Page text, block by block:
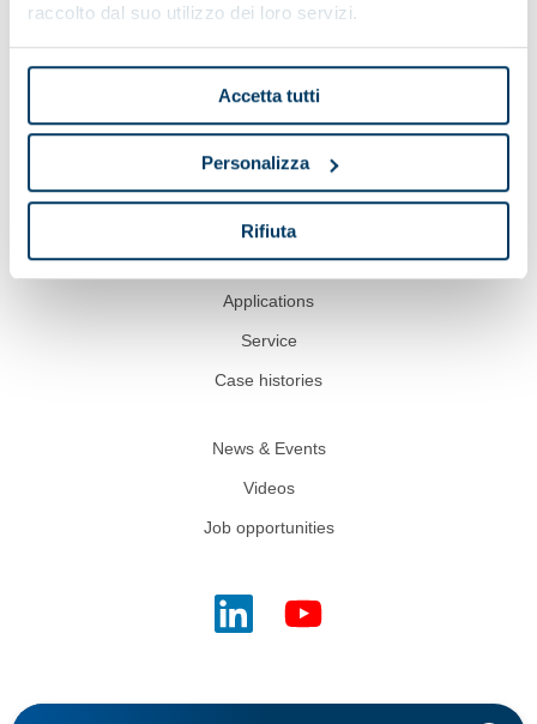
raccolto dal suo utilizzo dei loro servizi.
Accetta tutti
Personalizza
Rifiuta
Show on map
Pieralisi
Applications
Service
Case histories
News & Events
Videos
Job opportunities